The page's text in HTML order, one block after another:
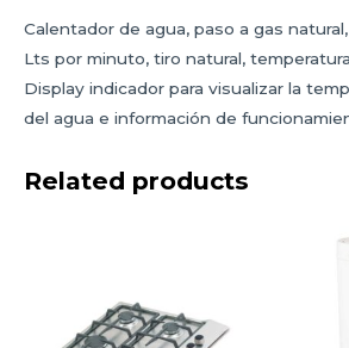
Calentador de agua, paso a gas
Lts por minuto, tiro natural,
Display indicador para visualizar la
del agua e información de
Related products